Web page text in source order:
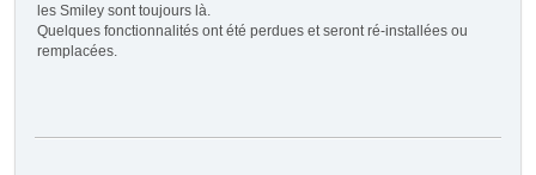
les Smiley sont toujours là.
Quelques fonctionnalités ont été perdues et seront ré-installées ou
remplacées.